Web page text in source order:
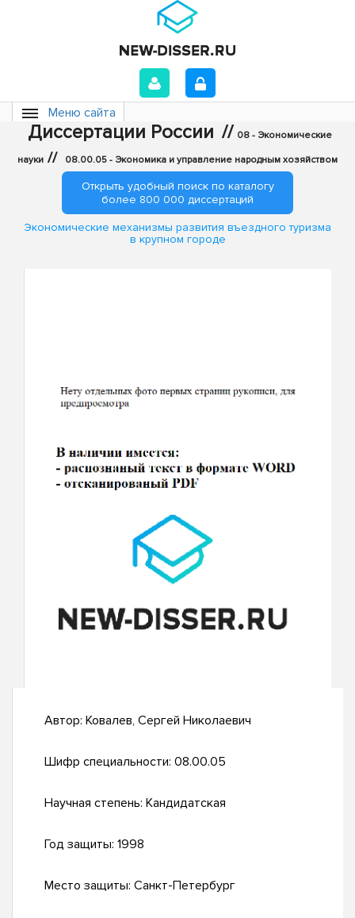
Меню сайта
Диссертации России // 08 - Экономические
науки // 08.00.05 - Экономика и управление народным хозяйством
Открыть удобный поиск по каталогу
более 800 000 диссертаций
Экономические механизмы развития въездного туризма
в крупном городе
Автор: Ковалев, Сергей Николаевич
Шифр специальности: 08.00.05
Научная степень: Кандидатская
Год защиты: 1998
Место защиты: Санкт-Петербург